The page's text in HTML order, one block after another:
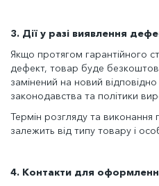
3. Дії у разі виявлення
Якщо протягом гарантійного
дефект, товар буде
замінений на новий
законодавства та політики
Термін розгляду та виконання
залежить від типу товару і
4. Контакти для